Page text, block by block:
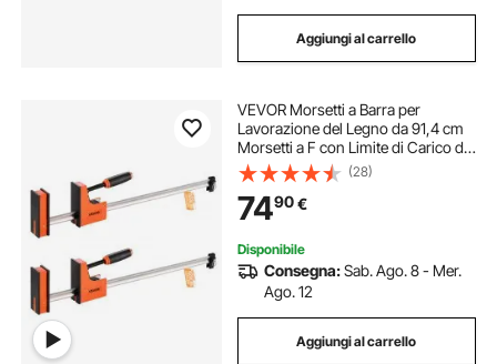
Aggiungi al carrello
VEVOR Morsetti a Barra per
Lavorazione del Legno da 91,4 cm
Morsetti a F con Limite di Carico di
680 kg 2 Pezzi, Pressione
Uniforme, Plastica ad Alta
Resistenza e Acciaio al Carbonio,
Arancione
(28)
7490€
Disponibile
Consegna:Sab. Ago. 8 - Mer.
Ago. 12
Aggiungi al carrello